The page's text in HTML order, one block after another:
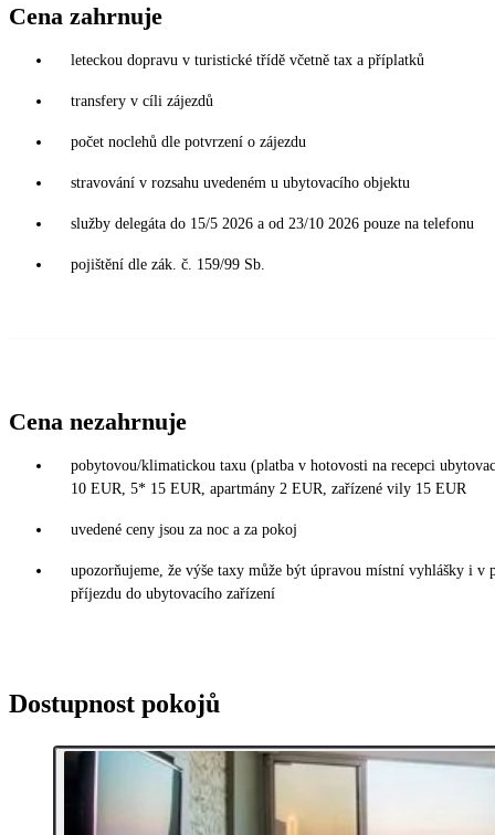
Cena zahrnuje
leteckou dopravu v turistické třídě včetně tax a příplatků
transfery v cíli zájezdů
počet noclehů dle potvrzení o zájezdu
stravování v rozsahu uvedeném u ubytovacího objektu
služby delegáta do 15/5 2026 a od 23/10 2026 pouze na telefonu
pojištění dle zák. č. 159/99 Sb.
Cena nezahrnuje
pobytovou/klimatickou taxu (platba v hotovosti na recepci
10 EUR, 5* 15 EUR, apartmány 2 EUR, zařízené vily 15 EUR
uvedené ceny jsou za noc a za pokoj
upozorňujeme, že výše taxy může být úpravou místní vyhlášky i
příjezdu do ubytovacího zařízení
Dostupnost pokojů